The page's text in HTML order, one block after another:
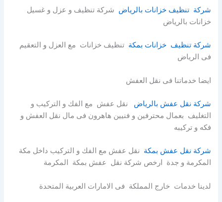
شركة تنظيف خزانات بالرياض شركة تنظيف و عزل و غسيل
خزانات بالرياض
شركة تنظيف خزانات بمكة تنظيف خزانات مع العزل و التعقيم
فى الرياض
ايضا خدماتنا فى نقل العفش
شركة نقل عفش بالرياض
نقل عفش مع الفك و التركيب و
التغليف بعمال محترفين و فنيين هاهرون فى مال نقل العفش و
فكه و تركيبه
شركة نقل عفش بمكة نقل عفش مع الفك و التركيب داخل مكة
المكرمة و جدة ارخص شركة نقل عفش بمكة المكرمة
لدينا خدمات خارج المملكة فى الامارات العربية المتحدة